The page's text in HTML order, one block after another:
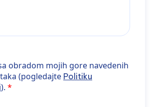
mojih gore navedenih ličnih
Politiku privatnosti).
obradom mojih gore navedenih
(pogledajte Politiku
).